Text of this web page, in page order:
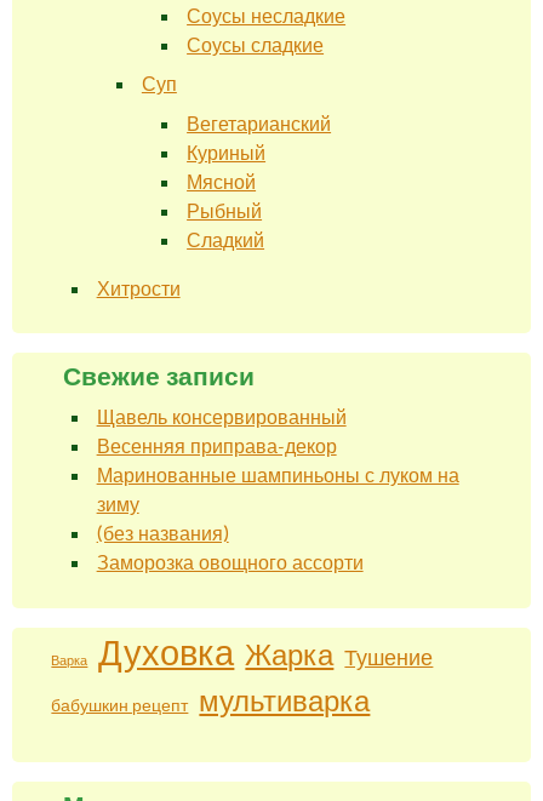
Соусы несладкие
Соусы сладкие
Суп
Вегетарианский
Куриный
Мясной
Рыбный
Сладкий
Хитрости
Свежие записи
Щавель консервированный
Весенняя приправа-декор
Маринованные шампиньоны с луком на
зиму
(без названия)
Заморозка овощного ассорти
Варка Духовка Жарка Тушение
бабушкин рецепт мультиварка